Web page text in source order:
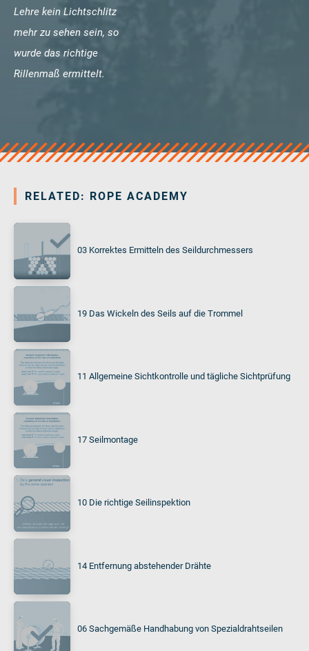
Lehre kein Lichtschlitz
mehr zu sehen sein, so
wurde das richtige
Rillenmaß ermittelt.
RELATED: ROPE ACADEMY
03 Korrektes Ermitteln des Seildurchmessers
19 Das Wickeln des Seils auf die Trommel
11 Allgemeine Sichtkontrolle und tägliche Sichtprüfung
17 Seilmontage
10 Die richtige Seilinspektion
14 Entfernung abstehender Drähte
06 Sachgemäße Handhabung von Spezialdrahtseilen